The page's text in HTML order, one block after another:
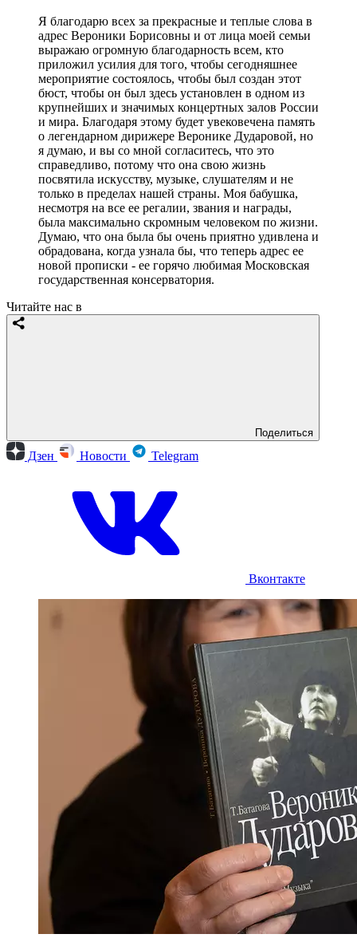
Я благодарю всех за прекрасные и теплые слова в
адрес Вероники Борисовны и от лица моей семьи
выражаю огромную благодарность всем, кто
приложил усилия для того, чтобы сегодняшнее
мероприятие состоялось, чтобы был создан этот
бюст, чтобы он был здесь установлен в одном из
крупнейших и значимых концертных залов России
и мира. Благодаря этому будет увековечена память
о легендарном дирижере Веронике Дударовой, но
я думаю, и вы со мной согласитесь, что это
справедливо, потому что она свою жизнь
посвятила искусству, музыке, слушателям и не
только в пределах нашей страны. Моя бабушка,
несмотря на все ее регалии, звания и награды,
была максимально скромным человеком по жизни.
Думаю, что она была бы очень приятно удивлена и
обрадована, когда узнала бы, что теперь адрес ее
новой прописки - ее горячо любимая Московская
государственная консерватория.
Читайте нас в
Поделиться
Дзен Новости Telegram
Вконтакте